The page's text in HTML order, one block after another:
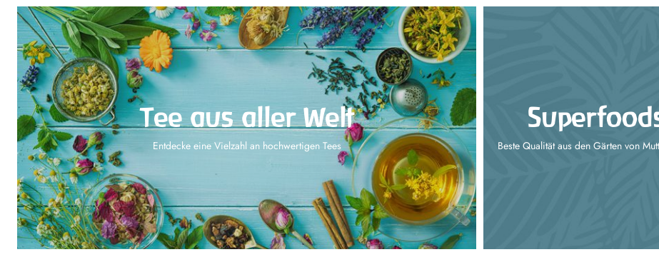
Tee aus aller Welt
Entdecke eine Vielzahl an hochwertigen Tees Beste Qualität aus den Gärten von